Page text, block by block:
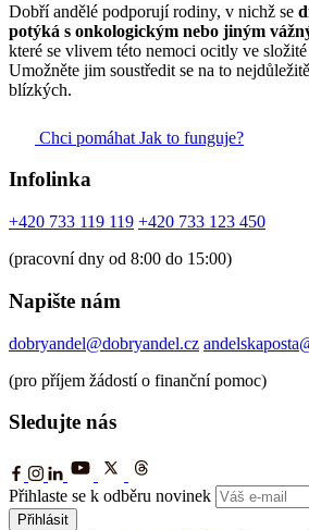
Dobří andělé podporují rodiny, v nichž se
potýká s onkologickým nebo jiným
které se vlivem této nemoci ocitly ve
Umožněte jim soustředit se na to
blízkých.
Chci pomáhat Jak to funguje?
Infolinka
+420 733 119 119 +420 733 123 450
(pracovní dny od 8:00 do 15:00)
Napište nám
dobryandel@dobryandel.cz
(pro příjem žádostí o finanční pomoc)
Sledujte nás
Přihlaste se k odběru novinek
Přihlásit